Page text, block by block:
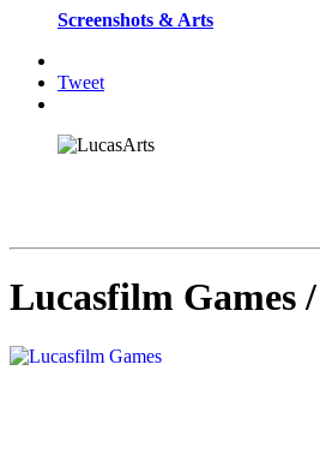
Screenshots & Arts
Tweet
Lucasfilm Games